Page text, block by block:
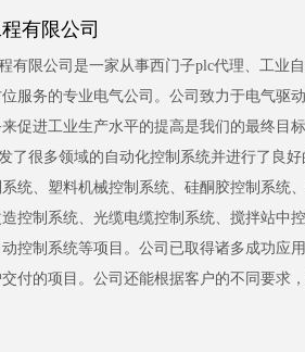
有限公司
有限公司是一家从事西门子plc代理、工业
服务的专业电气公司。公司致力于电气驱
促进工业生产水平的提高是我们的最终目标
了很多领域的自动化控制系统并进行了良
统、塑料机械控制系统、硅酮胶控制系统
控制系统、光缆电缆控制系统、搅拌站中
控制系统等项目。公司已取得诸多成功应
付的项目。公司还能根据客户的不同要求